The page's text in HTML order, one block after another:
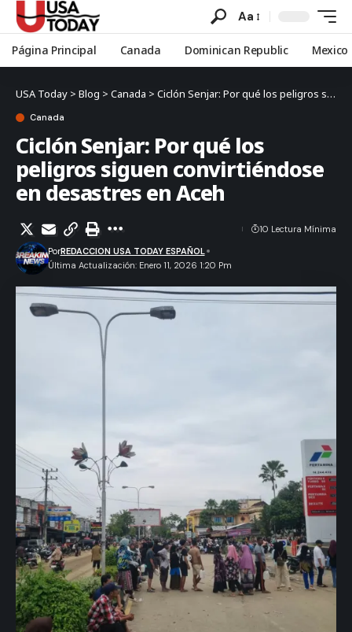
Aa
Página Principal Canada Dominican Republic Mexico
USA Today > Blog > Canada > Ciclón Senjar: Por qué los peligros siguen convirtiéndose en desastres en Aceh
Canada
Ciclón Senjar: Por qué los
peligros siguen convirtiéndose
en desastres en Aceh
Última Actualización: Enero 11, 2026 1:20 Pm
PorREDACCION USA TODAY ESPAÑOL
10 Lectura Mínima